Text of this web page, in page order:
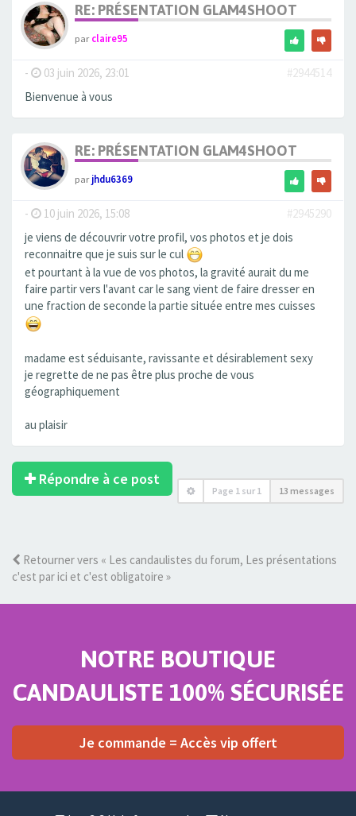
RE: PRÉSENTATION GLAM4SHOOT
parclaire95
- 03 juin 2026, 23:01
#2944514
Bienvenue à vous
RE: PRÉSENTATION GLAM4SHOOT
parjhdu6369
- 10 juin 2026, 15:08
#2945290
je viens de découvrir votre profil, vos photos et je dois
reconnaitre que je suis sur le cul
et pourtant à la vue de vos photos, la gravité aurait du me
faire partir vers l'avant car le sang vient de faire dresser en
une fraction de seconde la partie située entre mes cuisses
madame est séduisante, ravissante et désirablement sexy
je regrette de ne pas être plus proche de vous
géographiquement
au plaisir
Répondre à ce post
Page 1 sur 1 13 messages
Retourner vers « Les candaulistes du forum, Les présentations
c'est par ici et c'est obligatoire »
NOTRE BOUTIQUE
CANDAULISTE 100% SÉCURISÉE
Je commande = Accès vip offert